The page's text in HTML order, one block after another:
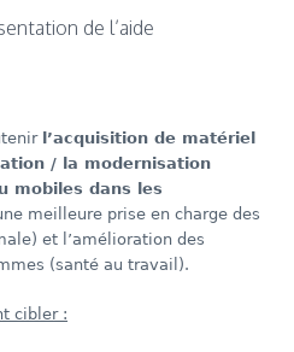
de l’aide
l’acquisition de matériel
/ la modernisation
mobiles dans les
meilleure prise en charge des
et l’amélioration des
(santé au travail).
cibler :